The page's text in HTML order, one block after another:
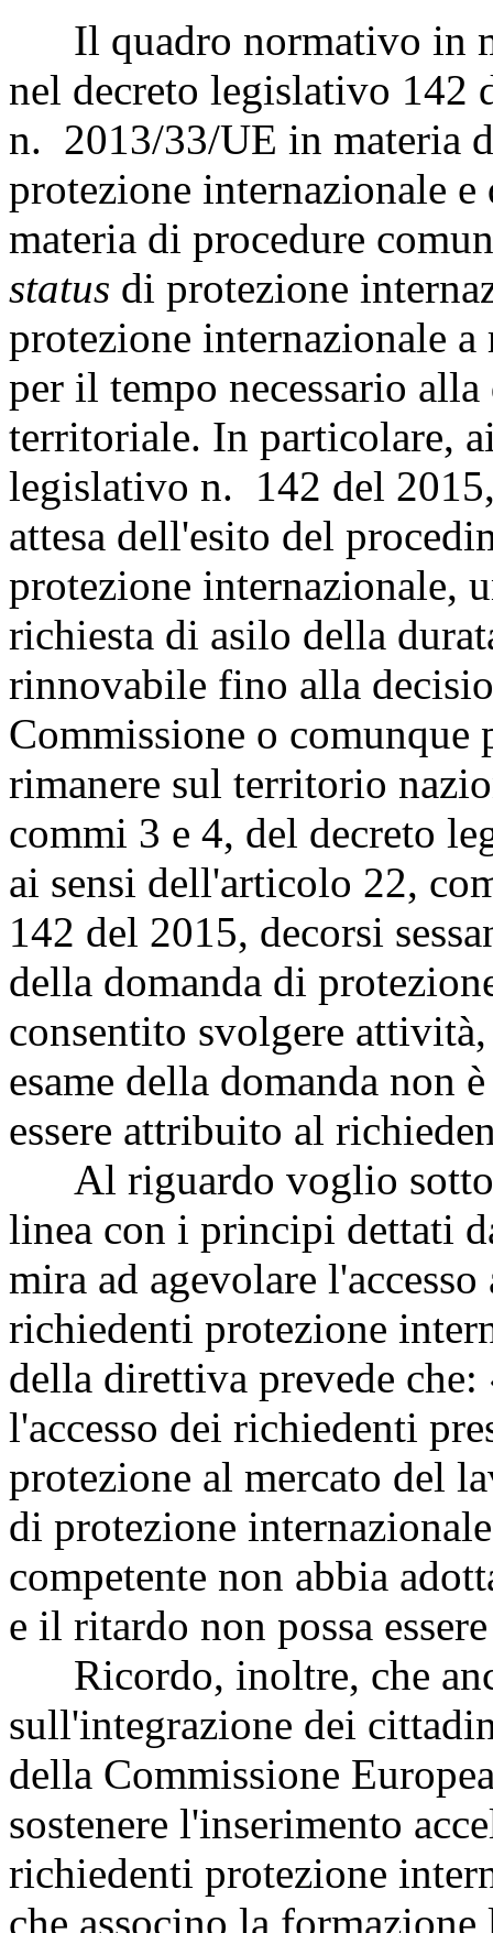
Il quadro normativo in
nel decreto legislativo 142
n. 2013/33/UE in materia
protezione internazionale
materia di procedure
status di protezione
protezione internazionale
per il tempo necessario
territoriale. In particolare,
legislativo n. 142 del
attesa dell'esito del
protezione internazionale,
richiesta di asilo della
rinnovabile fino alla
Commissione o
rimanere sul territorio
commi 3 e 4, del decreto
ai sensi dell'articolo 22,
142 del 2015, decorsi
della domanda di
consentito svolgere
esame della domanda non
essere attribuito al
Al riguardo voglio
linea con i principi dettati
mira ad agevolare
richiedenti protezione
della direttiva prevede
l'accesso dei richiedenti
protezione al mercato del
di protezione
competente non abbia
e il ritardo non possa
Ricordo, inoltre, che
sull'integrazione dei
della Commissione
sostenere l'inserimento
richiedenti protezione
che associno la